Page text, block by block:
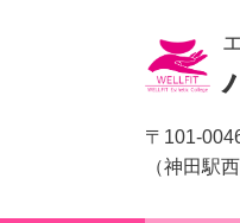
〒101-
（神田駅